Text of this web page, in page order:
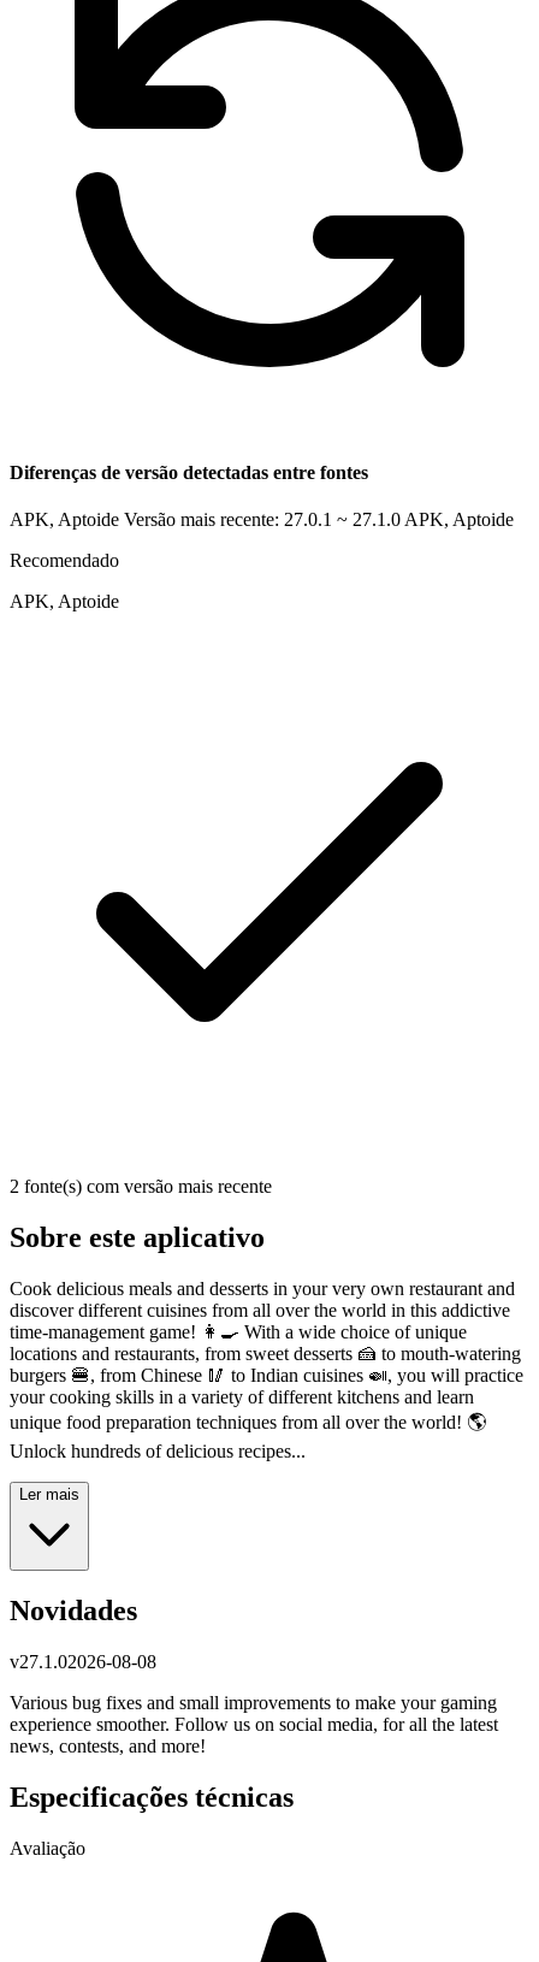
Diferenças de versão detectadas entre fontes
APK, Aptoide Versão mais recente: 27.0.1 ~ 27.1.0 APK, Aptoide
Recomendado
APK, Aptoide
2 fonte(s) com versão mais recente
Sobre este aplicativo
Cook delicious meals and desserts in your very own restaurant and
discover different cuisines from all over the world in this addictive
time-management game! 👩‍🍳 With a wide choice of unique
locations and restaurants, from sweet desserts 🍰 to mouth-watering
burgers 🍔, from Chinese 🥢 to Indian cuisines 🍛, you will practice
your cooking skills in a variety of different kitchens and learn
unique food preparation techniques from all over the world! 🌎
Unlock hundreds of delicious recipes...
Ler mais
Novidades
v27.1.02026-08-08
Various bug fixes and small improvements to make your gaming
experience smoother. Follow us on social media, for all the latest
news, contests, and more!
Especificações técnicas
Avaliação